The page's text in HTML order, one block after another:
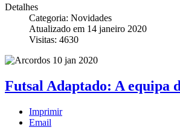
Detalhes
Categoria: Novidades
Atualizado em 14 janeiro 2020
Visitas: 4630
Futsal Adaptado: A equipa
Imprimir
Email